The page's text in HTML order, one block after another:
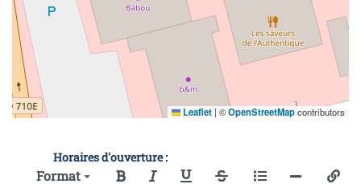
Leaflet | ©OpenStreetMapcontributors
Horaires d'ouverture :
Format